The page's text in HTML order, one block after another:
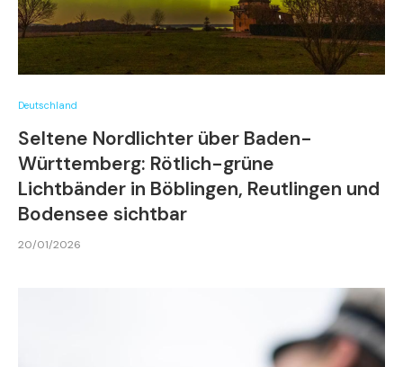
Deutschland
Seltene Nordlichter über Baden-
Württemberg: Rötlich-grüne
Lichtbänder in Böblingen, Reutlingen und
Bodensee sichtbar
20/01/2026